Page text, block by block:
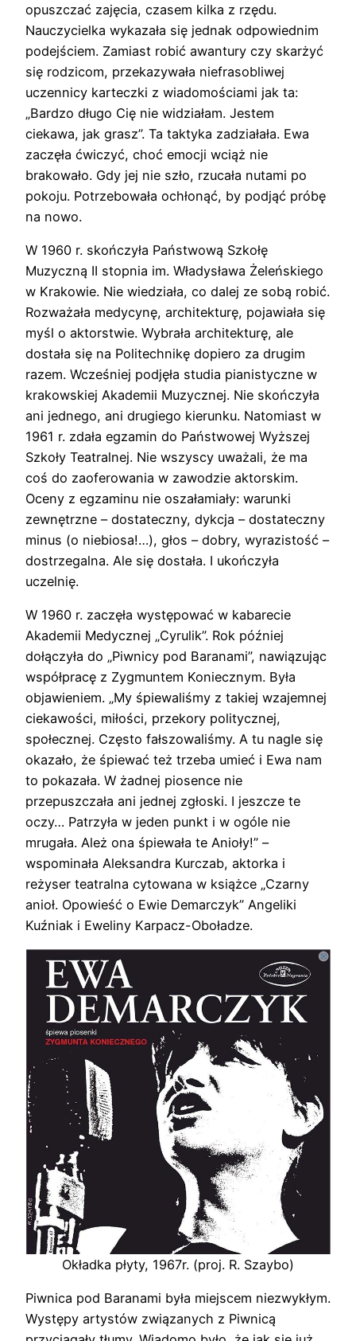
opuszczać zajęcia, czasem kilka z rzędu.
Nauczycielka wykazała się jednak odpowiednim
podejściem. Zamiast robić awantury czy skarżyć
się rodzicom, przekazywała niefrasobliwej
uczennicy karteczki z wiadomościami jak ta:
„Bardzo długo Cię nie widziałam. Jestem
ciekawa, jak grasz”. Ta taktyka zadziałała. Ewa
zaczęła ćwiczyć, choć emocji wciąż nie
brakowało. Gdy jej nie szło, rzucała nutami po
pokoju. Potrzebowała ochłonąć, by podjąć próbę
na nowo.
W 1960 r. skończyła Państwową Szkołę
Muzyczną II stopnia im. Władysława Żeleńskiego
w Krakowie. Nie wiedziała, co dalej ze sobą robić.
Rozważała medycynę, architekturę, pojawiała się
myśl o aktorstwie. Wybrała architekturę, ale
dostała się na Politechnikę dopiero za drugim
razem. Wcześniej podjęła studia pianistyczne w
krakowskiej Akademii Muzycznej. Nie skończyła
ani jednego, ani drugiego kierunku. Natomiast w
1961 r. zdała egzamin do Państwowej Wyższej
Szkoły Teatralnej. Nie wszyscy uważali, że ma
coś do zaoferowania w zawodzie aktorskim.
Oceny z egzaminu nie oszałamiały: warunki
zewnętrzne – dostateczny, dykcja – dostateczny
minus (o niebiosa!…), głos – dobry, wyrazistość –
dostrzegalna. Ale się dostała. I ukończyła
uczelnię.
W 1960 r. zaczęła występować w kabarecie
Akademii Medycznej „Cyrulik”. Rok później
dołączyła do „Piwnicy pod Baranami”, nawiązując
współpracę z Zygmuntem Koniecznym. Była
objawieniem. „My śpiewaliśmy z takiej wzajemnej
ciekawości, miłości, przekory politycznej,
społecznej. Często fałszowaliśmy. A tu nagle się
okazało, że śpiewać też trzeba umieć i Ewa nam
to pokazała. W żadnej piosence nie
przepuszczała ani jednej zgłoski. I jeszcze te
oczy… Patrzyła w jeden punkt i w ogóle nie
mrugała. Ależ ona śpiewała te Anioły!” –
wspominała Aleksandra Kurczab, aktorka i
reżyser teatralna cytowana w książce „Czarny
anioł. Opowieść o Ewie Demarczyk” Angeliki
Kuźniak i Eweliny Karpacz-Oboładze.
Okładka płyty, 1967r. (proj. R. Szaybo)
Piwnica pod Baranami była miejscem niezwykłym.
Występy artystów związanych z Piwnicą